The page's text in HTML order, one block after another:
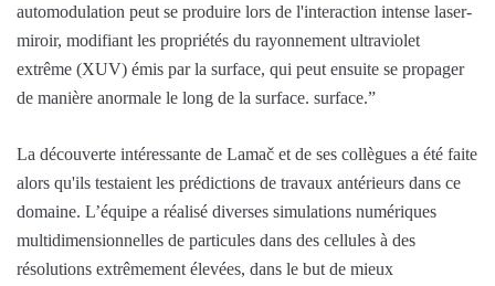
automodulation peut se produire lors de l'interaction intense laser-
miroir, modifiant les propriétés du rayonnement ultraviolet
extrême (XUV) émis par la surface, qui peut ensuite se propager
de manière anormale le long de la surface. surface.”
La découverte intéressante de Lamač et de ses collègues a été faite
alors qu'ils testaient les prédictions de travaux antérieurs dans ce
domaine. L’équipe a réalisé diverses simulations numériques
multidimensionnelles de particules dans des cellules à des
résolutions extrêmement élevées, dans le but de mieux